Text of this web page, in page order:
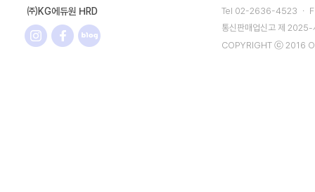
㈜KG에듀원 HRD
Tel 02-2636-4523 ㆍ
통신판매업신고 제
COPYRIGHT ⓒ 2016